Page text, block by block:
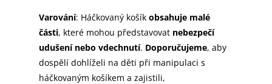
Varování: Háčkovaný košík obsahuje malé
části, které mohou představovat nebezpečí
udušení nebo vdechnutí. Doporučujeme, aby
dospělí dohlíželi na děti při manipulaci s
háčkovaným košíkem a zajistili,